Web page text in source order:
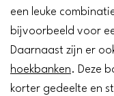
een leuke
bijvoorbeeld voor
Daarnaast zijn er
hoekbanken. Deze
korter gedeelte en